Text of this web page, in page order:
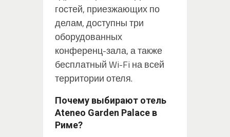
гостей, приезжающих по
делам, доступны три
оборудованных
конференц-зала, а также
бесплатный Wi-Fi на всей
территории отеля.
Почему выбирают отель
Ateneo Garden Palace в
Риме?